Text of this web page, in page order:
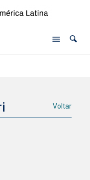
Voltar